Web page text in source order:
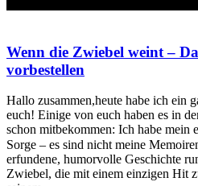
Wenn die Zwiebel weint –
vorbestellen
Hallo zusammen,heute habe ich ein
euch! Einige von euch haben es in
schon mitbekommen: Ich habe mein
Sorge – es sind nicht meine
erfundene, humorvolle Geschichte
Zwiebel, die mit einem einzigen Hit